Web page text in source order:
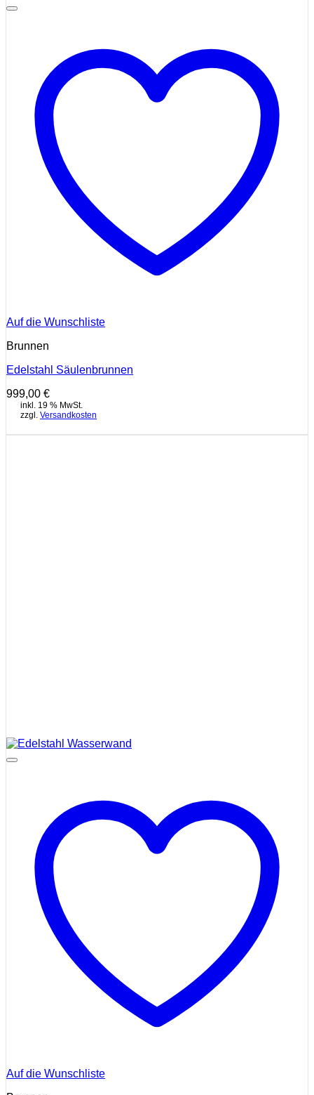
Auf die Wunschliste
Brunnen
Edelstahl Säulenbrunnen
999,00 €
inkl. 19 % MwSt.
zzgl. Versandkosten
Auf die Wunschliste